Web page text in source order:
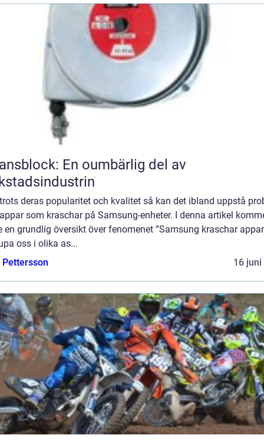
En oumbärlig del av
deras popularitet och kvalitet så kan det ibland uppstå
som kraschar på Samsung-enheter. I denna artikel
en grundlig översikt över fenomenet ”Samsung kraschar
oss i olika as...
16 juni